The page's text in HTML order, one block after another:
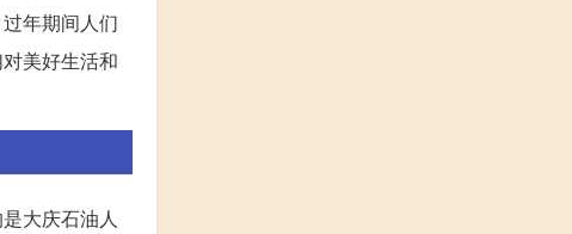
年期间人们
美好生活和
大庆石油人